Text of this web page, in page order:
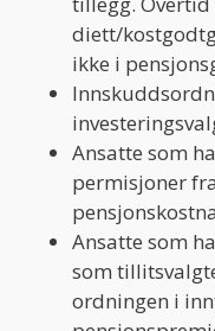
diett/
ikke i
Ansatte som
permisjoner
Ansatte som
som
ordningen i